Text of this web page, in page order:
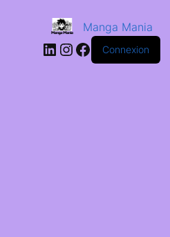
Manga Mania
Connexion